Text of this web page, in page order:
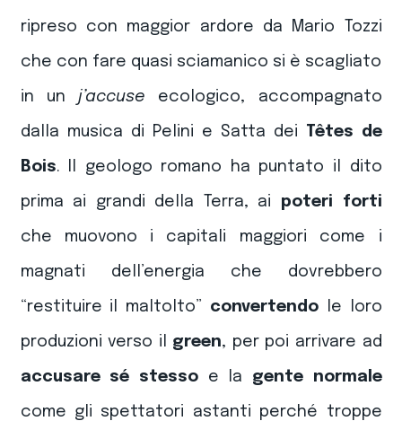
ripreso con maggior ardore da Mario Tozzi
che con fare quasi sciamanico si è scagliato
in un j’accuse ecologico, accompagnato
dalla musica di Pelini e Satta dei Têtes de
Bois. Il geologo romano ha puntato il dito
prima ai grandi della Terra, ai poteri forti
che muovono i capitali maggiori come i
magnati dell’energia che dovrebbero
“restituire il maltolto” convertendole loro
produzioni verso il green, per poi arrivare ad
accusare sé stessoe la gente normale
come gli spettatori astanti perché troppe